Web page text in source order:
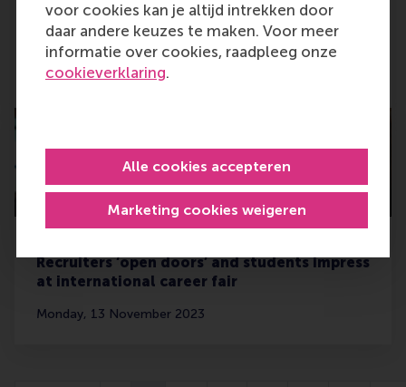
voor cookies kan je altijd intrekken door
daar andere keuzes te maken. Voor meer
informatie over cookies, raadpleeg onze
cookieverklaring.
Marketing cookies weigeren
Alle cookies accepteren
RSM reaches milestone of 50,000 alumni
Tuesday, 14 November 2023
Recruiters ‘open doors’ and students impress
at international career fair
Monday, 13 November 2023